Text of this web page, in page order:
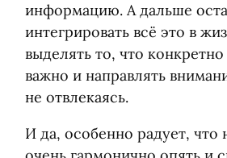
информацию. А дальше
интегрировать всё это в
выделять то, что
важно и направлять
не отвлекаясь.
И да, особенно радует, что